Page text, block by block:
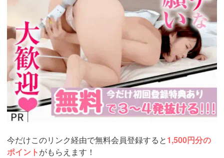
今だけこのリンク経由で無料会員登録すると1,500円分の
ポイントがもらえます！